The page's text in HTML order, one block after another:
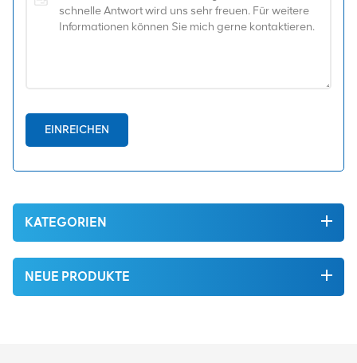
EINREICHEN
KATEGORIEN
NEUE PRODUKTE